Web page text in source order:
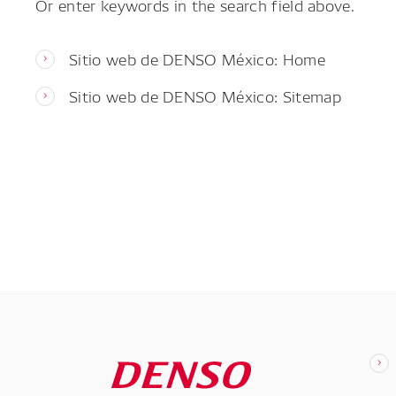
Sitio web de DENSO México: Home
Sitio web de DENSO México: Sitemap